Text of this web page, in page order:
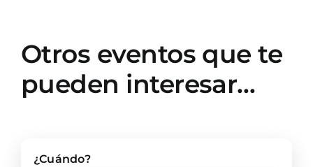
Otros eventos que te
pueden interesar…
¿Cuándo?